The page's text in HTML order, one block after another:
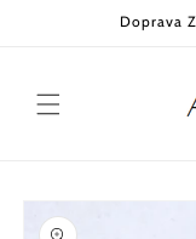
Doprava
informace